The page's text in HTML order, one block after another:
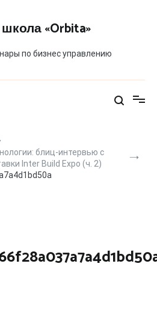
«Orbita»
по бизнес управлению
блиц-интервью с
Inter Build Expo (ч. 2)